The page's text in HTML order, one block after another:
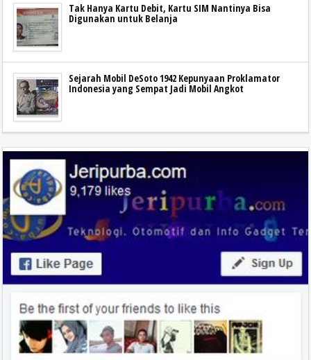
Tak Hanya Kartu Debit, Kartu SIM Nantinya Bisa
Digunakan untuk Belanja
Sejarah Mobil DeSoto 1942 Kepunyaan Proklamator
Indonesia yang Sempat Jadi Mobil Angkot